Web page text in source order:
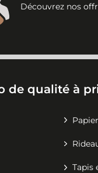
Découvrez nos
de qualité à
Tapis